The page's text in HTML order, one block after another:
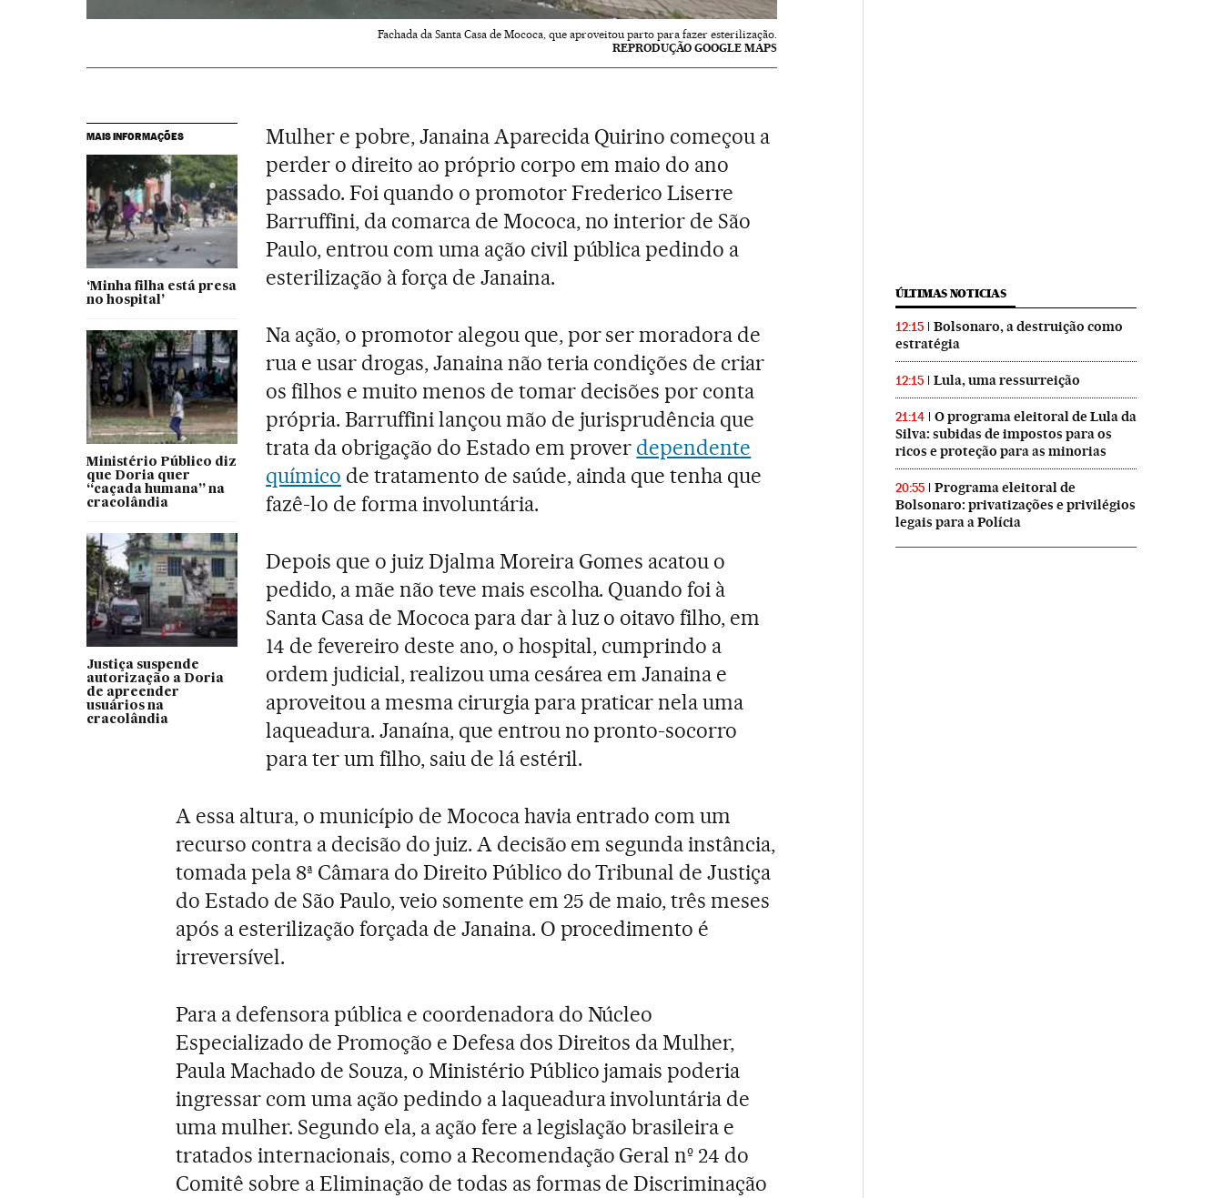
Fachada da Santa Casa de Mococa, que aproveitou parto para fazer esterilização.
REPRODUÇÃO GOOGLE MAPS
MAIS INFORMAÇÕES
‘Minha filha está presa
no hospital’
Ministério Público diz
que Doria quer
“caçada humana” na
cracolândia
Justiça suspende
autorização a Doria
de apreender
usuários na
cracolândia
Mulher e pobre, Janaina Aparecida Quirino começou a
perder o direito ao próprio corpo em maio do ano
passado. Foi quando o promotor Frederico Liserre
Barruffini, da comarca de Mococa, no interior de São
Paulo, entrou com uma ação civil pública pedindo a
esterilização à força de Janaina.
Na ação, o promotor alegou que, por ser moradora de
rua e usar drogas, Janaina não teria condições de criar
os filhos e muito menos de tomar decisões por conta
própria. Barruffini lançou mão de jurisprudência que
trata da obrigação do Estado em prover dependente
químico de tratamento de saúde, ainda que tenha que
fazê-lo de forma involuntária.
Depois que o juiz Djalma Moreira Gomes acatou o
pedido, a mãe não teve mais escolha. Quando foi à
Santa Casa de Mococa para dar à luz o oitavo filho, em
14 de fevereiro deste ano, o hospital, cumprindo a
ordem judicial, realizou uma cesárea em Janaina e
aproveitou a mesma cirurgia para praticar nela uma
laqueadura. Janaína, que entrou no pronto-socorro
para ter um filho, saiu de lá estéril.
A essa altura, o município de Mococa havia entrado com um
recurso contra a decisão do juiz. A decisão em segunda instância,
tomada pela 8ª Câmara do Direito Público do Tribunal de Justiça
do Estado de São Paulo, veio somente em 25 de maio, três meses
após a esterilização forçada de Janaina. O procedimento é
irreversível.
Para a defensora pública e coordenadora do Núcleo
Especializado de Promoção e Defesa dos Direitos da Mulher,
Paula Machado de Souza, o Ministério Público jamais poderia
ingressar com uma ação pedindo a laqueadura involuntária de
uma mulher. Segundo ela, a ação fere a legislação brasileira e
tratados internacionais, como a Recomendação Geral nº 24 do
Comitê sobre a Eliminação de todas as formas de Discriminação
ÚLTIMAS NOTICIAS
12:15
Bolsonaro, a destruição como
estratégia
12:15 Lula, uma ressurreição
21:14
O programa eleitoral de Lula da
Silva: subidas de impostos para os
ricos e proteção para as minorias
20:55
Programa eleitoral de
Bolsonaro: privatizações e privilégios
legais para a Polícia